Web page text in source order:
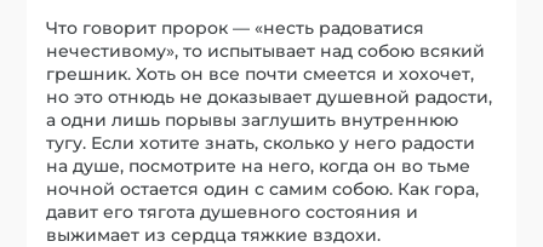
Что говорит пророк — «несть радоватися
нечестивому», то испытывает над собою всякий
грешник. Хоть он все почти смеется и хохочет,
но это отнюдь не доказывает душевной радости,
а одни лишь порывы заглушить внутреннюю
тугу. Если хотите знать, сколько у него радости
на душе, посмотрите на него, когда он во тьме
ночной остается один с самим собою. Как гора,
давит его тягота душевного состояния и
выжимает из сердца тяжкие вздохи.